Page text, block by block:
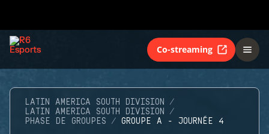
Co-streaming
LATIN AMERICA SOUTH DIVISION
LATIN AMERICA SOUTH DIVISION
PHASE DE GROUPES
GROUPE A - JOURNÉE 4